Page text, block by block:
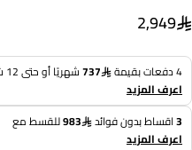
2,949
4 دفعات بقيمة 737شهريًا أو حتى 12 شهرًا
اعرف المزيد
3اقساط بدون فوائد 983للقسط مع
اعرف المزيد